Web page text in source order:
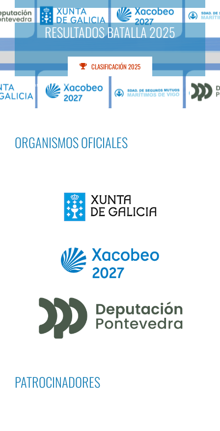
RESULTADOS BATALLA 2025
CLASIFICACIÓN 2025
Fotos Enrique Prendes
ORGANISMOS OFICIALES
PATROCINADORES